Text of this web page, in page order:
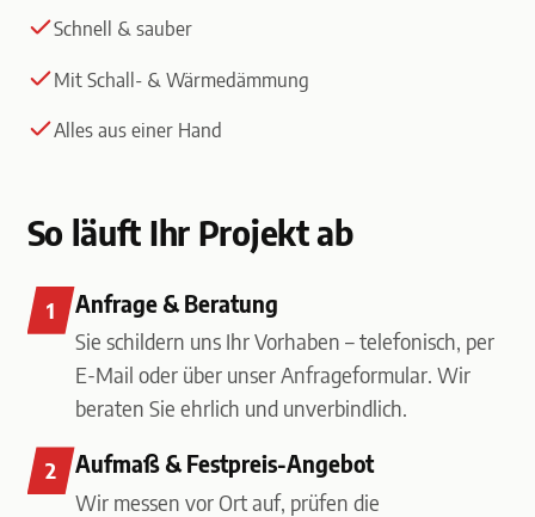
Schnell & sauber
Mit Schall- & Wärmedämmung
Alles aus einer Hand
So läuft Ihr Projekt ab
Anfrage & Beratung
Sie schildern uns Ihr Vorhaben – telefonisch, per
E-Mail oder über unser Anfrageformular. Wir
beraten Sie ehrlich und unverbindlich.
Aufmaß & Festpreis-Angebot
Wir messen vor Ort auf, prüfen die